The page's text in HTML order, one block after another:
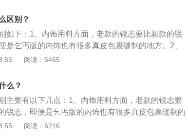
主参加测试。3、搭载3.0L-227马力V6发动机，匹配
平均耗油为11.74升/百公里，耗油范围在9.93~13.54
主参加测试。
区别？
如下：1、内饰用料方面，老款的锐志要比新款的锐
是乞丐版的内饰也有很多真皮包裹缝制的地方。2、
款的更好一些，特别是油门反应明显要比新锐志更灵
3、新款锐志的转向要比老款锐志更好，新款锐志的
也要重一些，整体感觉更稳健，老款锐志的方向盘就
新款锐志的马力调小了一点，少的一点可以忽略不
阅读：6465
么？
主要有以下几点：1、内饰用料方面，老款的锐志要
锐志，即便是乞丐版的内饰也有很多真皮包裹缝制的
的要比新款的更好一些，特别是油门反应明显要比
阅读：6216